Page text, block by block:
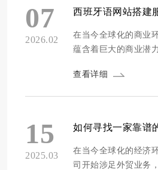
面临的难题。为了帮
我们经过深入调研和
GEO适配外贸建...
07
2026.02
在当今全球化的商业
蕴含着巨大的商业潜
的重要一步。然而，
三方评测机构经过深
精选出了2026年的10
本次评...
查看详细
15
2025.03
如何寻找一家靠谱
在当今全球化的经济
司开始涉足外贸业务